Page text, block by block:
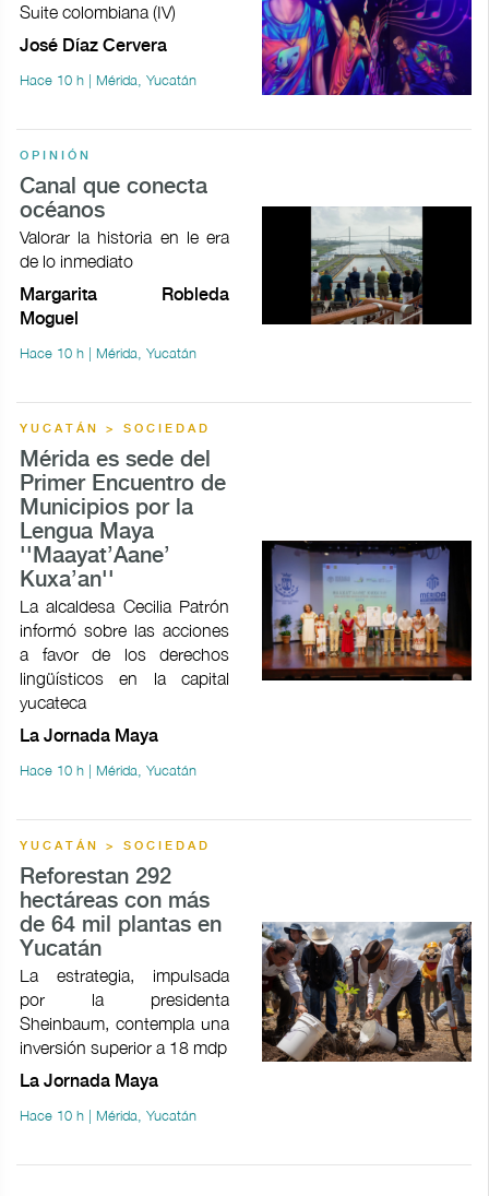
Suite colombiana (IV)
José Díaz Cervera
Hace 10 h | Mérida, Yucatán
OPINIÓN
Canal que conecta
océanos
Valorar la historia en le era
de lo inmediato
Margarita Robleda
Moguel
Hace 10 h | Mérida, Yucatán
YUCATÁN > SOCIEDAD
Mérida es sede del
Primer Encuentro de
Municipios por la
Lengua Maya
''Maayat’Aane’
Kuxa’an''
La alcaldesa Cecilia Patrón
informó sobre las acciones
a favor de los derechos
lingüísticos en la capital
yucateca
La Jornada Maya
Hace 10 h | Mérida, Yucatán
YUCATÁN > SOCIEDAD
Reforestan 292
hectáreas con más
de 64 mil plantas en
Yucatán
La estrategia, impulsada
por la presidenta
Sheinbaum, contempla una
inversión superior a 18 mdp
La Jornada Maya
Hace 10 h | Mérida, Yucatán